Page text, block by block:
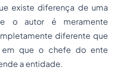
existe diferença de uma
o autor é meramente
diferente que
em que o chefe do ente
a entidade.